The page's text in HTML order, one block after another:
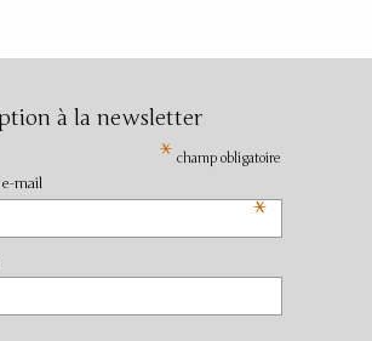
à la newsletter
* champ obligatoire
mail
*